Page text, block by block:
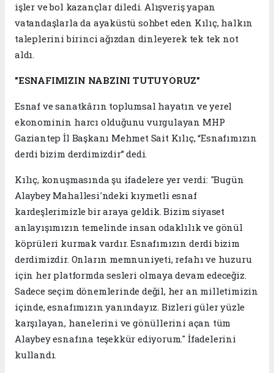
işler ve bol kazançlar diledi. Alışveriş yapan
vatandaşlarla da ayaküstü sohbet eden Kılıç, halkın
taleplerini birinci ağızdan dinleyerek tek tek not
aldı.
"ESNAFIMIZIN NABZINI TUTUYORUZ"
Esnaf ve sanatkârın toplumsal hayatın ve yerel
ekonominin harcı olduğunu vurgulayan MHP
Gaziantep İl Başkanı Mehmet Sait Kılıç, “Esnafımızın
derdi bizim derdimizdir” dedi.
Kılıç, konuşmasında şu ifadelere yer verdi: "Bugün
Alaybey Mahallesi'ndeki kıymetli esnaf
kardeşlerimizle bir araya geldik. Bizim siyaset
anlayışımızın temelinde insan odaklılık ve gönül
köprüleri kurmak vardır. Esnafımızın derdi bizim
derdimizdir. Onların memnuniyeti, refahı ve huzuru
için her platformda sesleri olmaya devam edeceğiz.
Sadece seçim dönemlerinde değil, her an milletimizin
içinde, esnafımızın yanındayız. Bizleri güler yüzle
karşılayan, hanelerini ve gönüllerini açan tüm
Alaybey esnafına teşekkür ediyorum." İfadelerini
kullandı.